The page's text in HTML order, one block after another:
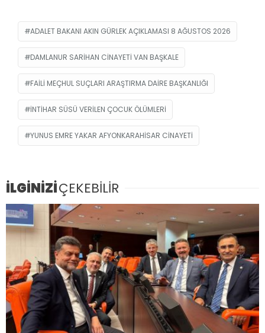
ADALET BAKANI AKIN GÜRLEK AÇIKLAMASI 8 AĞUSTOS 2026
DAMLANUR SARIHAN CINAYETI VAN BAŞKALE
FAILI MEÇHUL SUÇLARI ARAŞTIRMA DAIRE BAŞKANLIĞI
INTIHAR SÜSÜ VERILEN ÇOCUK ÖLÜMLERI
YUNUS EMRE YAKAR AFYONKARAHISAR CINAYETI
İLGİNİZİÇEKEBİLİR